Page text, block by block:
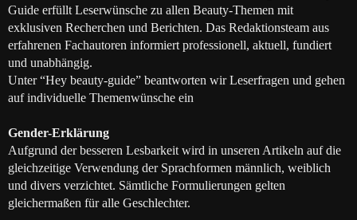
Guide erfüllt Leserwünsche zu allen Beauty-Themen mit
exklusiven Recherchen und Berichten. Das Redaktionsteam aus
erfahrenen Fachautoren informiert professionell, aktuell, fundiert
und unabhängig.
Unter “Hey beauty-guide” beantworten wir Leserfragen und gehen
auf individuelle Themenwünsche ein
Gender-Erklärung
Aufgrund der besseren Lesbarkeit wird in unseren Artikeln auf die
gleichzeitige Verwendung der Sprachformen männlich, weiblich
und divers verzichtet. Sämtliche Formulierungen gelten
gleichermaßen für alle Geschlechter.